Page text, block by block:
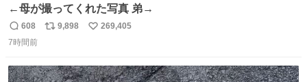
←母が撮ってくれた写真 弟→
返
信
608
リ
ト
9,898
い
数
269,405
7時間前